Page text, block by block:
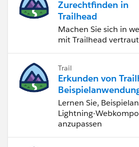
Zurechtfinden in
Trailhead
Machen Sie sich in
mit Trailhead
Trail
Erkunden von
Lernen Sie,
Lightning-
anzupassen